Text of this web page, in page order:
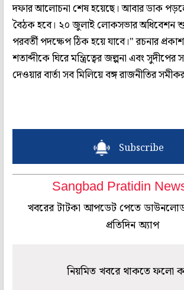
দফার আলোচনা শেষ হয়েছে। আবার ডাক পড়লে
বৈঠক হবে। ২০ জুলাই লোকসভার অধিবেশন
পরবর্তী পদক্ষেপ ঠিক হয়ে যাবে।" রচনার
শতাব্দীকে ঘিরে মন্ত্রিত্বের জল্পনা এবং সুদীপের
দেওয়ার বার্তা সব মিলিয়ে বঙ্গ রাজনীতির
Subscribe
Sangbad Pratidin
খবরের টাটকা আপডেট পেতে
প্রতিদিন অ্যাপ
নিয়মিত খবরে থাকতে ফলো